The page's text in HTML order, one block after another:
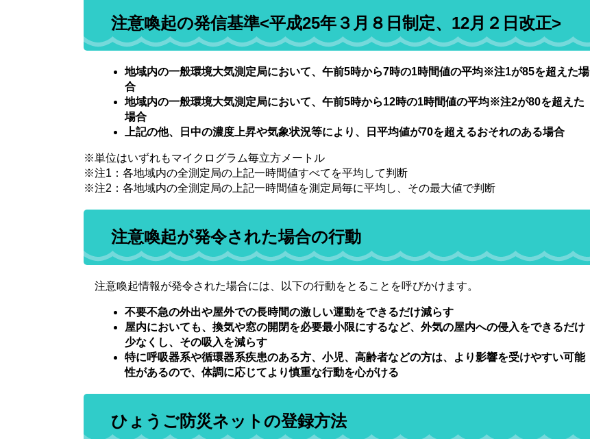
注意喚起の発信基準<平成25年３月８日制定、12月２日改正>
地域内の一般環境大気測定局において、午前5時から7時の1時間値の平均※注1が85を超えた場
合
地域内の一般環境大気測定局において、午前5時から12時の1時間値の平均※注2が80を超えた
場合
上記の他、日中の濃度上昇や気象状況等により、日平均値が70を超えるおそれのある場合
※単位はいずれもマイクログラム毎立方メートル
※注1：各地域内の全測定局の上記一時間値すべてを平均して判断
※注2：各地域内の全測定局の上記一時間値を測定局毎に平均し、その最大値で判断
注意喚起が発令された場合の行動
注意喚起情報が発令された場合には、以下の行動をとることを呼びかけます。
不要不急の外出や屋外での長時間の激しい運動をできるだけ減らす
屋内においても、換気や窓の開閉を必要最小限にするなど、外気の屋内への侵入をできるだけ
少なくし、その吸入を減らす
特に呼吸器系や循環器系疾患のある方、小児、高齢者などの方は、より影響を受けやすい可能
性があるので、体調に応じてより慎重な行動を心がける
ひょうご防災ネットの登録方法